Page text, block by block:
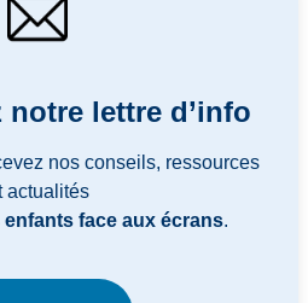
notre lettre d’info
nos conseils, ressources
actualités
face aux écrans.